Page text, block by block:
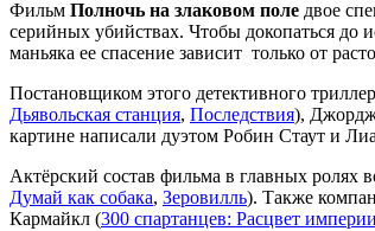
Фильм Полночь на злаковом поле двое
серийных убийствах. Чтобы докопаться до
маньяка ее спасение зависит только от
Постановщиком этого детективного
Дьявольская станция, Последствия),
картине написали дуэтом Робин Стаут и
Актёрский состав фильма в главных ролях
Думай как собака, Зеровилль). Также
Кармайкл (300 спартанцев: Расцвет империи